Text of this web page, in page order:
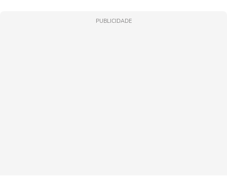
PUBLICIDADE